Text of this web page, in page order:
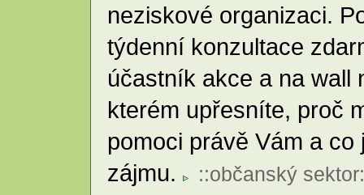
neziskové organizaci.
týdenní konzultace
účastník akce a na wall
kterém upřesníte, proč
pomoci právě Vám a
zájmu.
::občanský sektor